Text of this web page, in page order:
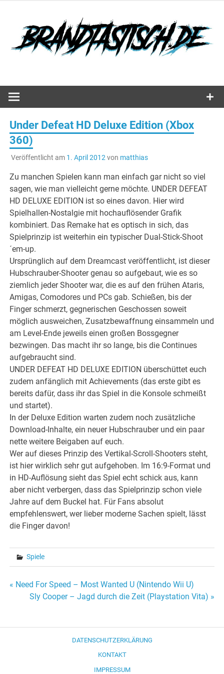
springen
Under Defeat HD Deluxe Edition (Xbox
360)
Veröffentlicht am 1. April 2012von matthias
Zu manchen Spielen kann man einfach gar nicht so viel
sagen, wie man vielleicht gerne möchte. UNDER DEFEAT
HD DELUXE EDITION ist so eines davon. Hier wird
Spielhallen-Nostalgie mit hochauflösender Grafik
kombiniert. Das Remake hat es optisch in sich, das
Spielprinzip ist weiterhin ein typischer Dual-Stick-Shoot
´em-up.
Ursprünglich auf dem Dreamcast veröffentlicht, ist dieser
Hubschrauber-Shooter genau so aufgebaut, wie es so
ziemlich jeder Shooter war, die es auf den frühen Ataris,
Amigas, Comodores und PCs gab. Schießen, bis der
Finger schmerzt, gegnerischen Geschossen soweit
möglich ausweichen, Zusatzbewaffnung einsammeln und
am Level-Ende jeweils einen großen Bossgegner
bezwingen. Das macht ihr so lange, bis die Continues
aufgebraucht sind.
UNDER DEFEAT HD DELUXE EDITION überschüttet euch
zudem anfänglich mit Achievements (das erste gibt es
bereits dafür, dass ihr das Spiel in die Konsole schmeißt
und startet).
In der Deluxe Edition warten zudem noch zusätzliche
Download-Inhalte, ein neuer Hubschrauber und ein paar
nette weitere Beigaben auf euch.
Wer auf dieses Prinzip des Vertikal-Scroll-Shooters steht,
ist hier wirklich sehr gut aufgehoben. Im 16:9-Format und
in HD-Auflösung sieht das Spiel echt schick aus, kann
aber nicht verbergen, dass das Spielprinzip schon viele
Jahre auf dem Buckel hat. Für Fans absolut
empfehlenswert, wer lieber moderne Sachen spielt, lässt
die Finger davon!
Spiele
Beitragsnavigation
« Need For Speed – Most Wanted U (Nintendo Wii U)
Sly Cooper – Jagd durch die Zeit (Playstation Vita) »
DATENSCHUTZERKLÄRUNG
KONTAKT
IMPRESSUM